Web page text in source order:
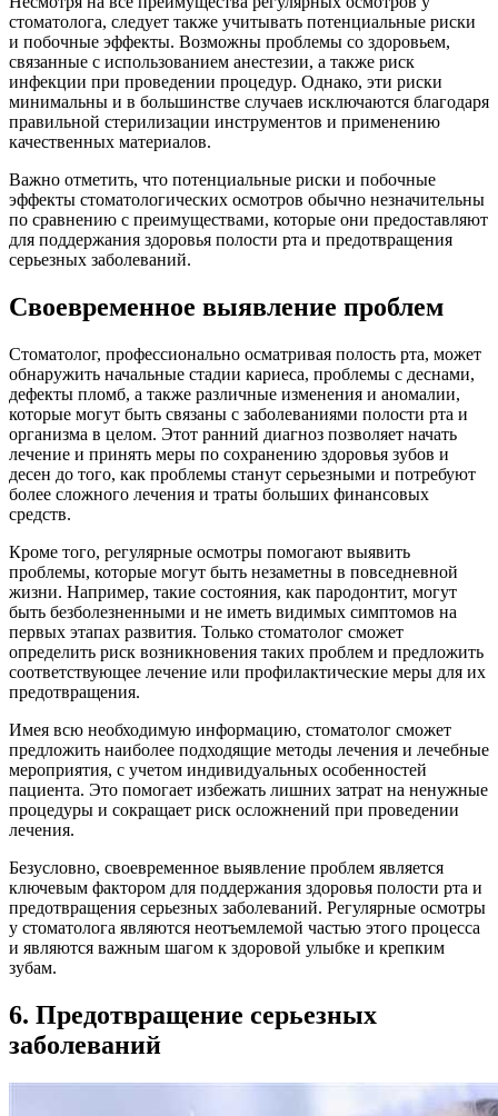
стоматолога, следует также учитывать потенциальные риски
и побочные эффекты. Возможны проблемы со здоровьем,
связанные с использованием анестезии, а также риск
инфекции при проведении процедур. Однако, эти риски
минимальны и в большинстве случаев исключаются благодаря
правильной стерилизации инструментов и применению
качественных материалов.
Важно отметить, что потенциальные риски и побочные
эффекты стоматологических осмотров обычно незначительны
по сравнению с преимуществами, которые они предоставляют
для поддержания здоровья полости рта и предотвращения
серьезных заболеваний.
Своевременное выявление проблем
Стоматолог, профессионально осматривая полость рта, может
обнаружить начальные стадии кариеса, проблемы с деснами,
дефекты пломб, а также различные изменения и аномалии,
которые могут быть связаны с заболеваниями полости рта и
организма в целом. Этот ранний диагноз позволяет начать
лечение и принять меры по сохранению здоровья зубов и
десен до того, как проблемы станут серьезными и потребуют
более сложного лечения и траты больших финансовых
средств.
Кроме того, регулярные осмотры помогают выявить
проблемы, которые могут быть незаметны в повседневной
жизни. Например, такие состояния, как пародонтит, могут
быть безболезненными и не иметь видимых симптомов на
первых этапах развития. Только стоматолог сможет
определить риск возникновения таких проблем и предложить
соответствующее лечение или профилактические меры для их
предотвращения.
Имея всю необходимую информацию, стоматолог сможет
предложить наиболее подходящие методы лечения и лечебные
мероприятия, с учетом индивидуальных особенностей
пациента. Это помогает избежать лишних затрат на ненужные
процедуры и сокращает риск осложнений при проведении
лечения.
Безусловно, своевременное выявление проблем является
ключевым фактором для поддержания здоровья полости рта и
предотвращения серьезных заболеваний. Регулярные осмотры
у стоматолога являются неотъемлемой частью этого процесса
и являются важным шагом к здоровой улыбке и крепким
зубам.
6. Предотвращение серьезных
заболеваний